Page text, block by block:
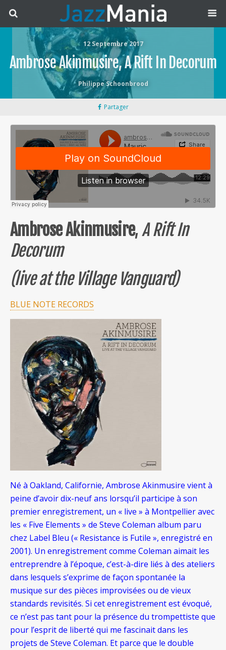
12 Septembre 2017
Ambrose Akinmusire, A Rift In Decorum
Philippe Schoonbrood
Partager
Ambrose Akinmusire,A Rift In
Decorum
(live at the Village Vanguard)
BLUE NOTE RECORDS
Né à Oakland, Californie, Ambrose Akinmusire vient à
peine d’avoir dix-neuf ans lorsqu’il participe à son
premier enregistrement, un « live » à Montpellier avec
les « Five Elements » de Steve Coleman album paru
chez Label Bleu (« Resistance is Futile », enregistré en
2001). Un enregistrement comme Coleman aimait les
entreprendre à l’époque, c’est-à-dire liés à des ateliers
dans lesquels s’exprime de façon spontanée la
musique sur des pièces improvisées ou de vieux
standards revisités. Si cet enregistrement est évoqué,
ce n’est pas tant pour la présence du trompettiste que
pour l’esprit de liberté qui me fascinait dans les
projets de Steve Coleman. Et parce que le double